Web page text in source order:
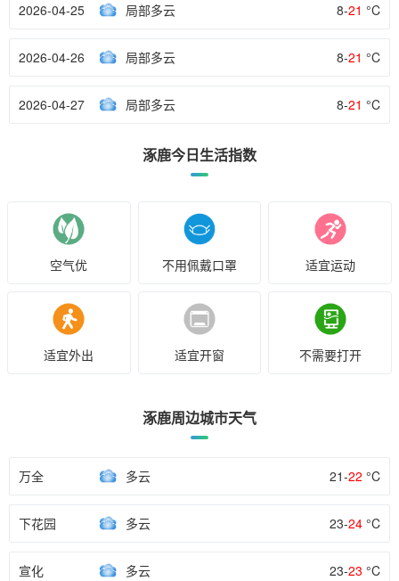
2026-04-25 局部多云 8-21 °C
2026-04-26 局部多云 8-21 °C
2026-04-27 局部多云 8-21 °C
涿鹿今日生活指数
空气优 不用佩戴口罩 适宜运动
适宜外出 适宜开窗 不需要打开
涿鹿周边城市天气
万全 多云 21-22 °C
下花园 多云 23-24 °C
宣化 多云 23-23 °C